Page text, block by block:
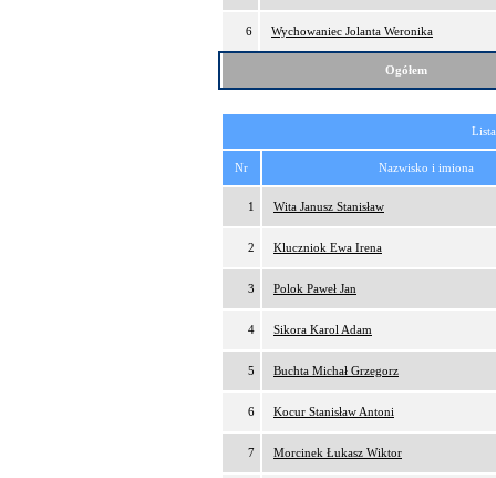
6 Wychowaniec Jolanta Weronika
Ogółem
Nr Nazwisko i imiona
1 Wita Janusz Stanisław
2 Kluczniok Ewa Irena
3 Polok Paweł Jan
4 Sikora Karol Adam
5 Buchta Michał Grzegorz
6 Kocur Stanisław Antoni
7 Morcinek Łukasz Wiktor